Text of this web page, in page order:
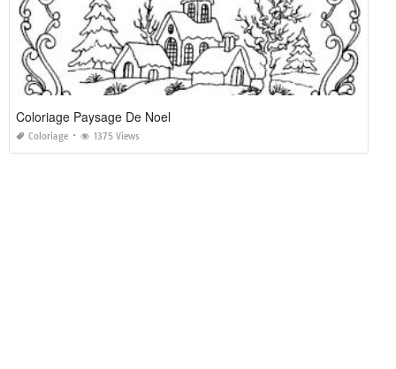
Coloriage Paysage De Noel
Coloriage 1375 Views